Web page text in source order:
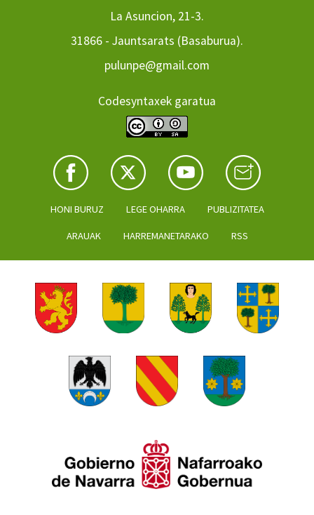
La Asuncion, 21-3.
31866 - Jauntsarats (Basaburua).
pulunpe@gmail.com
Codesyntaxek garatua
HONI BURUZ LEGE OHARRA PUBLIZITATEA
ARAUAK HARREMANETARAKO RSS